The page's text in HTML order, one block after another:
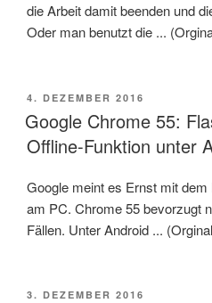
die Arbeit damit beenden und
Oder man benutzt die ...
VERÖFFENTLICHT
AM
4. DEZEMBER 2016
Google Chrome 55:
Offline-Funktion unter
Google meint es Ernst mit
am PC. Chrome 55 bevorzugt
Fällen. Unter Android ...
VERÖFFENTLICHT
3. DEZEMBER 2016